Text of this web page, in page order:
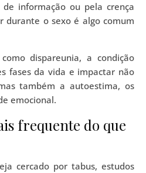
informação ou pela crença
durante o sexo é algo comum
dispareunia, a condição
fases da vida e impactar não
também a autoestima, os
emocional.
frequente do que
cercado por tabus, estudos